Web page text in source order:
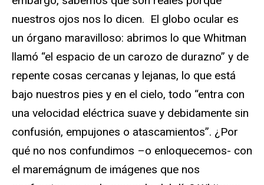
nuestros ojos nos lo dicen. El globo ocular es
un órgano maravilloso: abrimos lo que Whitman
llamó “el espacio de un carozo de durazno” y de
repente cosas cercanas y lejanas, lo que está
bajo nuestros pies y en el cielo, todo “entra con
una velocidad eléctrica suave y debidamente sin
confusión, empujones o atascamientos”. ¿Por
qué no nos confundimos –o enloquecemos- con
el maremágnum de imágenes que nos